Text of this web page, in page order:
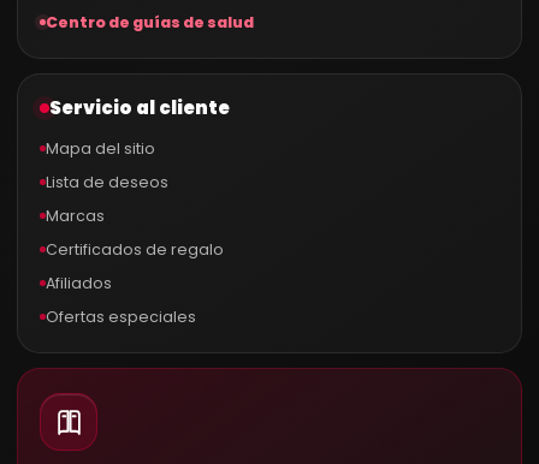
Centro de guías de salud
Servicio al cliente
Mapa del sitio
Lista de deseos
Marcas
Certificados de regalo
Afiliados
Ofertas especiales